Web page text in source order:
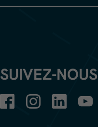
SUIVEZ-NOUS